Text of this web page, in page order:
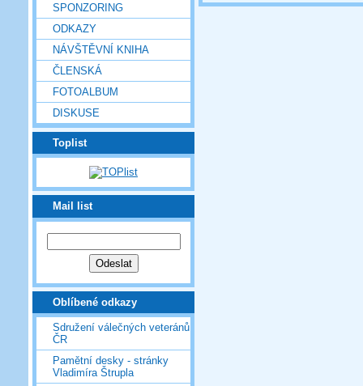
SPONZORING
ODKAZY
NÁVŠTĚVNÍ KNIHA
ČLENSKÁ
FOTOALBUM
DISKUSE
Toplist
Mail list
Oblíbené odkazy
Sdružení válečných veteránů
ČR
Pamětní desky - stránky
Vladimíra Štrupla